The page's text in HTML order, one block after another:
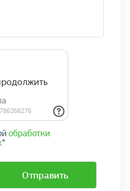
обработки
*
Отправить